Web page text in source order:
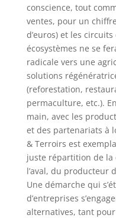
conscience, tout
ventes, pour un
d’euros) et les
écosystèmes ne se
radicale vers une
solutions
(reforestation,
permaculture, etc.).
main, avec les
et des partenariats à
& Terroirs est
juste répartition de la
l’aval, du producteur
Une démarche qui
d’entreprises
alternatives, tant